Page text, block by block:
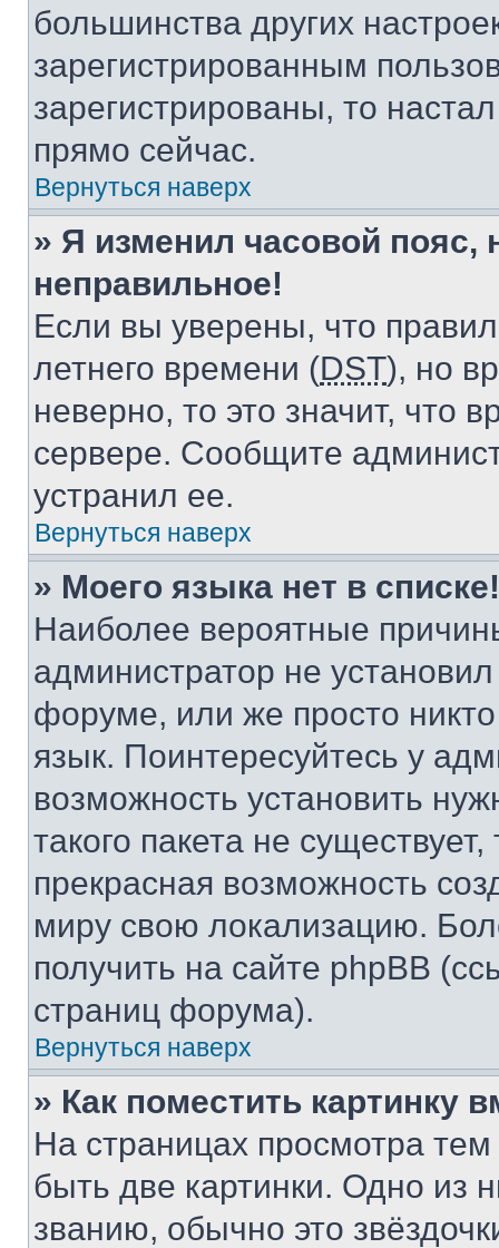
большинства других
зарегистрированным
зарегистрированы, то
прямо сейчас.
Вернуться наверх
» Я изменил часовой пояс,
неправильное!
Если вы уверены, что
летнего времени (DST), но
неверно, то это значит, что
сервере. Сообщите
устранил ее.
Вернуться наверх
» Моего языка нет в списке!
Наиболее вероятные
администратор не
форуме, или же просто
язык. Поинтересуйтесь у
возможность установить
такого пакета не
прекрасная возможность
миру свою локализацию.
получить на сайте phpBB
страниц форума).
Вернуться наверх
» Как поместить картинку
На страницах просмотра
быть две картинки. Одно из
званию, обычно это